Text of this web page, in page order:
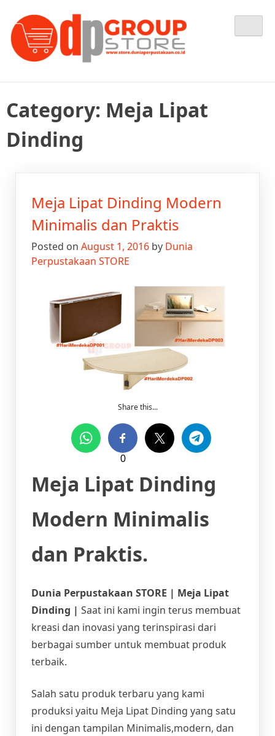
content
Dunia Perpustakaan STORE
Category: Meja Lipat
Dinding
Meja Lipat Dinding Modern
Minimalis dan Praktis
Posted on August 1, 2016 by Dunia
Perpustakaan STORE
Share this...
0
Meja Lipat Dinding
Modern Minimalis
dan Praktis.
Dunia Perpustakaan STORE | Meja Lipat
Dinding | Saat ini kami ingin terus membuat
kreasi dan inovasi yang terinspirasi dari
berbagai sumber untuk membuat produk
terbaik.
Salah satu produk terbaru yang kami
produksi yaitu Meja Lipat Dinding yang satu
ini dengan tampilan Minimalis,modern, dan